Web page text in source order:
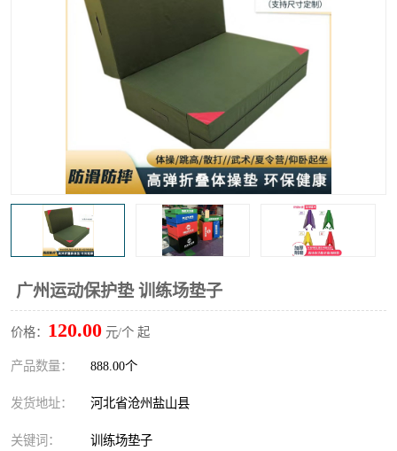
广州运动保护垫 训练场垫子
价格： 120.00 元/个 起
产品数量： 888.00个
发货地址： 河北省沧州盐山县
关键词： 训练场垫子